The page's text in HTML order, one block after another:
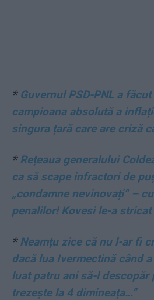
* Guvernul PSD-PNL a
campioana absolută a
singura țară care are criză
*Rețeaua generalului
ca să scape infractori de
„condamne nevinovați” –
penalilor! Kovesi le-a stricat
*Neamțu zice că nu l-ar fi
dacă lua Ivermectină când
luat patru ani să-l descopăr
trezește la 4 dimineața…”